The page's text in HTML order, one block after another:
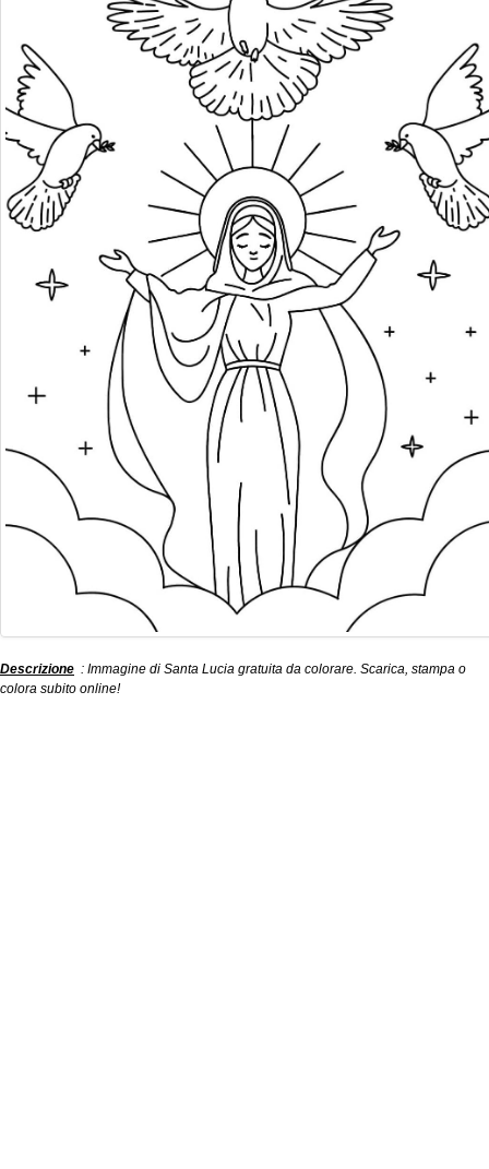
Descrizione : Immagine di Santa Lucia gratuita da colorare. Scarica, stampa o
colora subito online!